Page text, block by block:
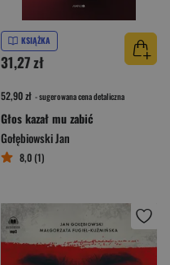
KSIĄŻKA
31,27 zł
52,90 zł - sugerowana cena detaliczna
Głos kazał mu zabić
Gołębiowski Jan
8,0 (1)